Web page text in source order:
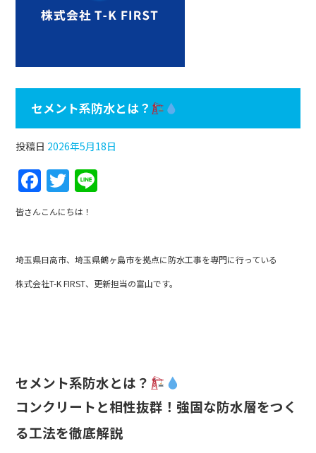
セメント系防水とは？
投稿日 2026年5月18日
F
a
c
e
b
o
T
w
itt
er
皆さんこんにちは！
埼玉県日高市、埼玉県鶴ヶ島市を拠点に防水工事を専門に行っている
株式会社T-K FIRST、更新担当の富山です。
セメント系防水とは？
コンクリートと相性抜群！強固な防水層をつく
る工法を徹底解説